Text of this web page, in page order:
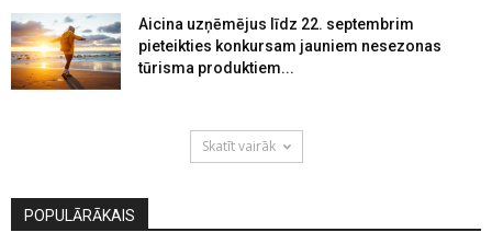
Aicina uzņēmējus līdz 22. septembrim
pieteikties konkursam jauniem nesezonas
tūrisma produktiem...
Skatīt vairāk
POPULĀRĀKAIS